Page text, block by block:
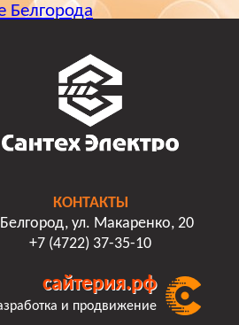
Белгорода
КОНТАКТЫ
Белгород, ул. Макаренко, 20
+7 (4722) 37-35-10
сайтерия.рф
и продвижение